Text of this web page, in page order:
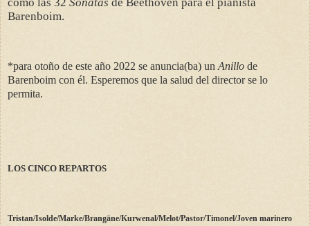
Barenboim.
*para otoño de este año 2022 se anuncia(ba) un Anillo de
Barenboim con él. Esperemos que la salud del director se lo
permita.
LOS CINCO REPARTOS
Tristan/Isolde/Marke/Brangäne/Kurwenal/Melot/Pastor/Timonel/Joven marinero